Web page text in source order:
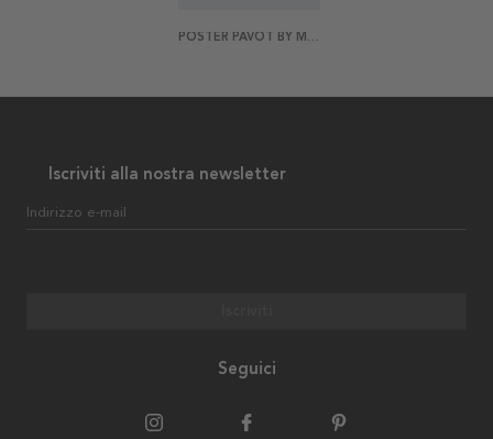
POSTER PAVOT BY MAURICE PILLARD VERNEUIL
Iscriviti alla nostra newsletter
Indirizzo e-mail
Seguici